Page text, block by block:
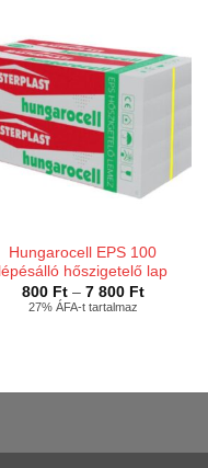
Hungarocell EPS 100
lépésálló hőszigetelő lap
800 Ft – 7 800 Ft
27% ÁFA-t tartalmaz